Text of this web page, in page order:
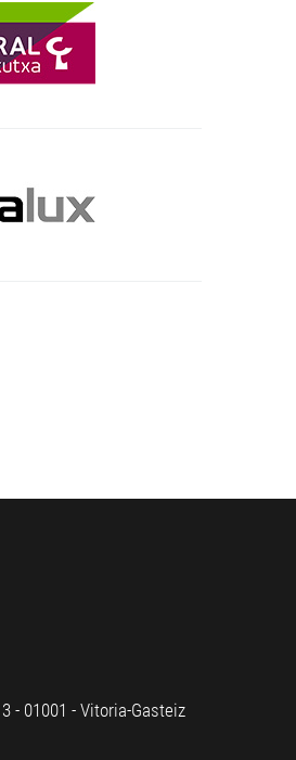
- 01001 - Vitoria-Gasteiz